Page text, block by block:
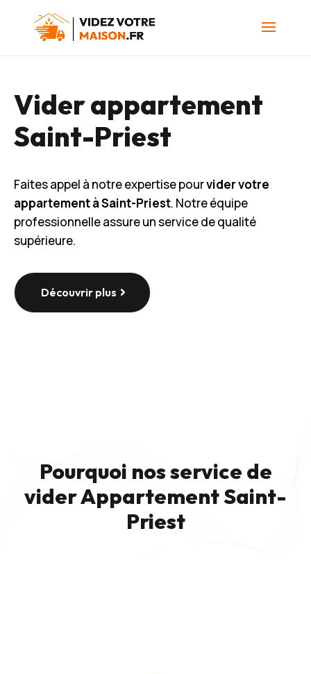
Vider appartement
Saint-Priest
Faites appel à notre expertise pourvider votre
appartement à Saint-Priest. Notre équipe
professionnelle assure un service de qualité
supérieure.
Découvrir plus
Pourquoi nos service de
vider Appartement Saint-
Priest